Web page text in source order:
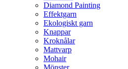
Diamond Painting
Effektgarn
Ekologiskt garn
Knappar
Kroknålar
Mattvarp
Mohair
Mönster